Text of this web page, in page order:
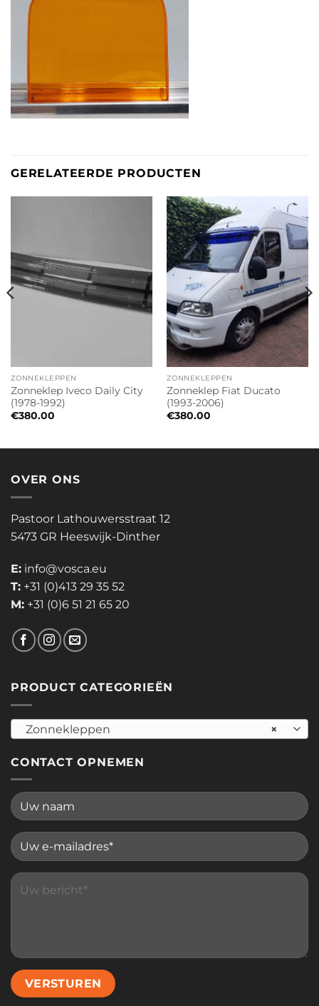
GERELATEERDE PRODUCTEN
ZONNEKLEPPEN
Zonneklep Iveco Daily City
(1978-1992)
€380.00
ZONNEKLEPPEN
Zonneklep Fiat Ducato
(1993-2006)
€380.00
OVER ONS
Pastoor Lathouwersstraat 12
5473 GR Heeswijk-Dinther
E: info@vosca.eu
T: +31 (0)413 29 35 52
M: +31 (0)6 51 21 65 20
PRODUCT CATEGORIEËN
×
Zonnekleppen
CONTACT OPNEMEN
Please leave this field empty.